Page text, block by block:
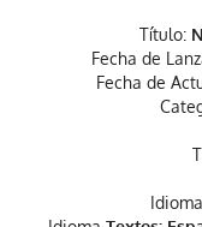
Título:
Fecha de
Fecha de